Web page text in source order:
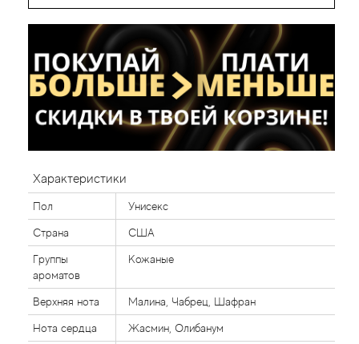
Характеристики
Пол Унисекс
Страна США
Группы
ароматов
Кожаные
Верхняя нота Малина, Чабрец, Шафран
Нота сердца Жасмин, Олибанум